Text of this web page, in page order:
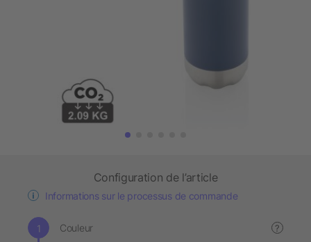
Configuration de l’article
Informations sur le processus de commande
Couleur ?